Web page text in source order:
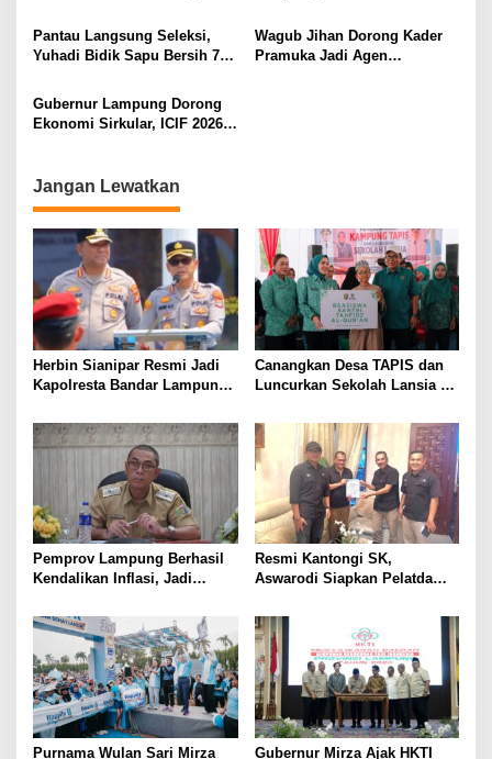
bagi Generasi Muda
Lampung
Pantau Langsung Seleksi,
Yuhadi Bidik Sapu Bersih 7
Porwanas 2027
Wagub Jihan Dorong Kader
Pramuka Jadi Agen
Gubernur Lampung Dorong
Ekonomi Sirkular, ICIF 2026
Jangan Lewatkan
Herbin Sianipar Resmi Jadi
Kapolresta Bandar Lampung,
Prioritas
Canangkan Desa TAPIS dan
Luncurkan Sekolah Lansia di
TP PKK Lampung Dorong
Pembangunan SDM Dimulai
dari Desa
Pemprov Lampung Berhasil
Kendalikan Inflasi, Jadi
Terendah di Sumatera
Resmi Kantongi SK,
Aswarodi Siapkan Pelatda
Menuju Porwanas 2027
Purnama Wulan Sari Mirza Gubernur Mirza Ajak HKTI